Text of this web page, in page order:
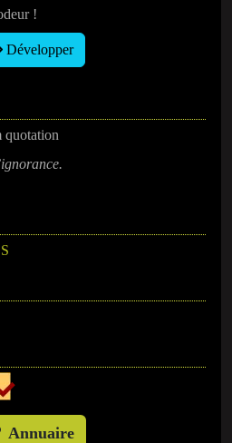
!
Développer
Annuaire